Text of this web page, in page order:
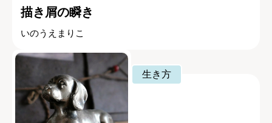
描き屑の瞬き
いのうえまりこ
生き方